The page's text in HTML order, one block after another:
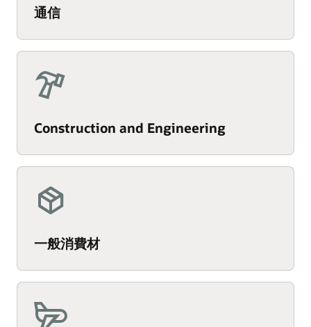
通信
Construction and Engineering
一般消費材